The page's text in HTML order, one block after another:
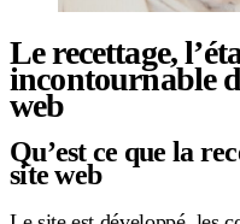
Le recettage,
incontournable
web
Qu’est ce que la
site web